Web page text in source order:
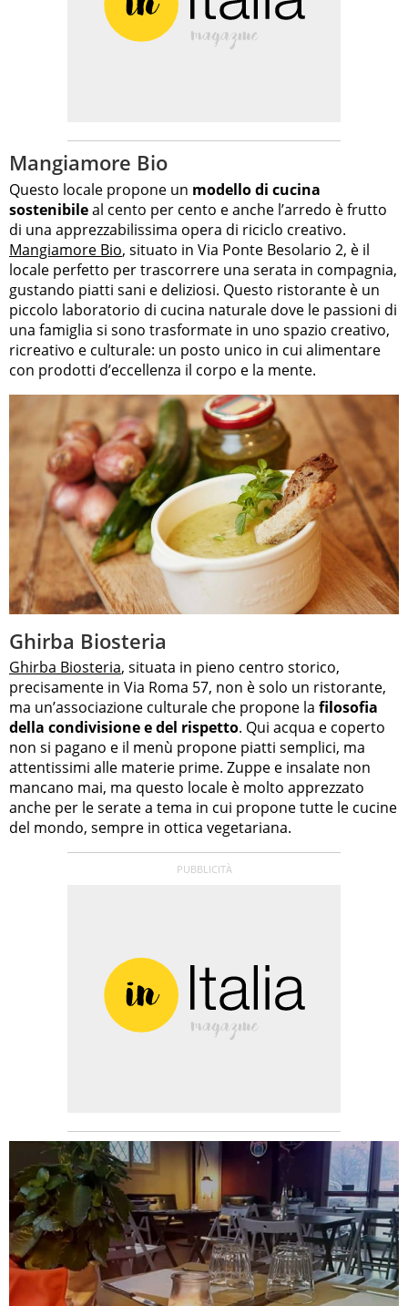
Mangiamore Bio
Questo locale propone un modello di cucina
sostenibileal cento per cento e anche l’arredo è frutto
di una apprezzabilissima opera di riciclo creativo.
Mangiamore Bio, situato in Via Ponte Besolario 2, è il
locale perfetto per trascorrere una serata in compagnia,
gustando piatti sani e deliziosi. Questo ristorante è un
piccolo laboratorio di cucina naturale dove le passioni di
una famiglia si sono trasformate in uno spazio creativo,
ricreativo e culturale: un posto unico in cui alimentare
con prodotti d’eccellenza il corpo e la mente.
Ghirba Biosteria
Ghirba Biosteria, situata in pieno centro storico,
precisamente in Via Roma 57, non è solo un ristorante,
ma un’associazione culturale che propone la filosofia
della condivisione e del rispetto. Qui acqua e coperto
non si pagano e il menù propone piatti semplici, ma
attentissimi alle materie prime. Zuppe e insalate non
mancano mai, ma questo locale è molto apprezzato
anche per le serate a tema in cui propone tutte le cucine
del mondo, sempre in ottica vegetariana.